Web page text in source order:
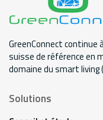
GreenConnect continue
suisse de référence en
domaine du smart living
Solutions